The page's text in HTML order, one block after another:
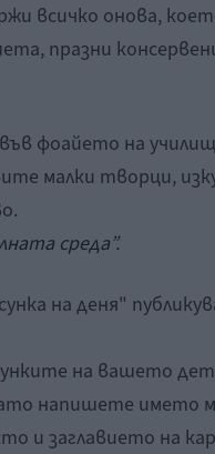
всичко онова,
празни
фоайето на
малки творци,
среда”.
на деня"
на вашето
напишете името
и заглавието на